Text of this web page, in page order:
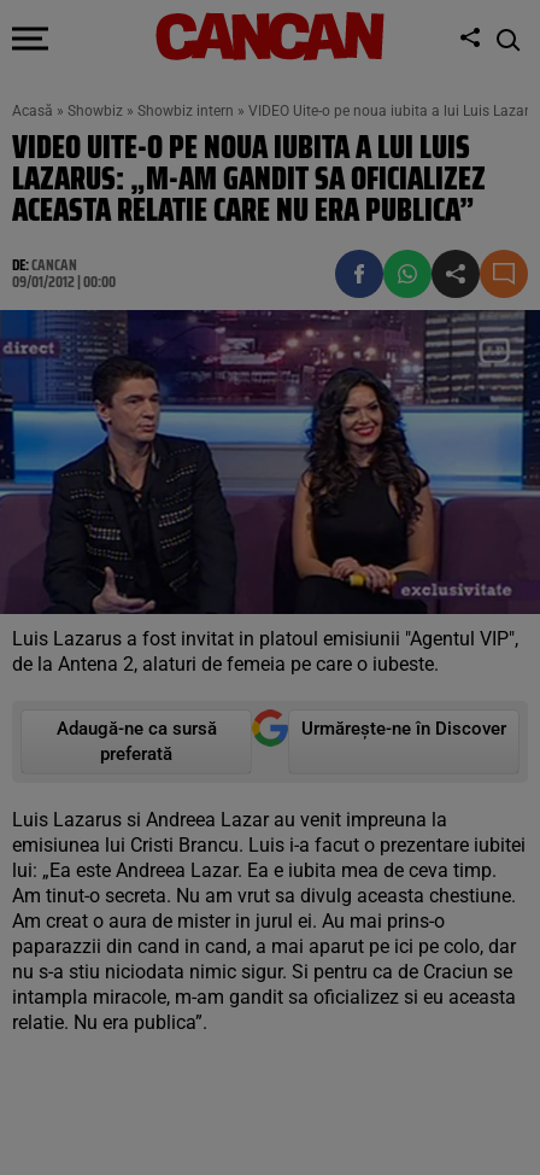
Acasă » Showbiz » Showbiz intern » VIDEO Uite-o pe noua iubita a lui Luis
VIDEO UITE-O PE NOUA IUBITA A LUI LUIS
LAZARUS: „M-AM GANDIT SA OFICIALIZEZ
ACEASTA RELATIE CARE NU ERA PUBLICA”
DE:CANCAN
09/01/2012 | 00:00
Luis Lazarus a fost invitat in platoul emisiunii "Agentul VIP",
de la Antena 2, alaturi de femeia pe care o iubeste.
Adaugă-ne ca sursă
preferată
Urmărește-ne în Discover
Luis Lazarus si Andreea Lazar au venit impreuna la
emisiunea lui Cristi Brancu. Luis i-a facut o prezentare iubitei
lui: „Ea este Andreea Lazar. Ea e iubita mea de ceva timp.
Am tinut-o secreta. Nu am vrut sa divulg aceasta chestiune.
Am creat o aura de mister in jurul ei. Au mai prins-o
paparazzii din cand in cand, a mai aparut pe ici pe colo, dar
nu s-a stiu niciodata nimic sigur. Si pentru ca de Craciun se
intampla miracole, m-am gandit sa oficializez si eu aceasta
relatie. Nu era publica”.